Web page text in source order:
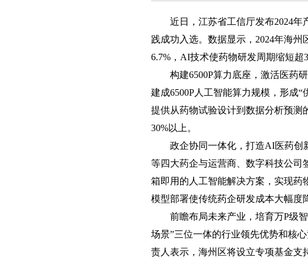
近日，江苏省工信厅发布2024
践成功入选。数据显示，2024年海州
6.7%，AI技术使药物研发周期缩短超
构建6500P算力底座，激活医药
建成6500P人工智能算力规模，形成
提供从药物试验设计到数据分析预测
30%以上。
政企协同一体化，打造AI医药创
等四大药企与运营商、数字科技公司
箱即用的人工智能解决方案，实现药
模型部署使传统药企研发成本大幅度
前瞻布局未来产业，培育万P级
场景”三位一体的行业领先优势和核
责人表示，海州区将设立专项基金支